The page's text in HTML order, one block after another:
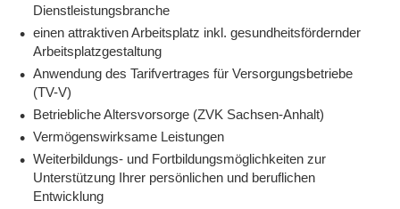
Dienstleistungsbranche
einen attraktiven Arbeitsplatz inkl. gesundheitsfördernder
Arbeitsplatzgestaltung
Anwendung des Tarifvertrages für Versorgungsbetriebe
(TV-V)
Betriebliche Altersvorsorge (ZVK Sachsen-Anhalt)
Vermögenswirksame Leistungen
Weiterbildungs- und Fortbildungsmöglichkeiten zur
Unterstützung Ihrer persönlichen und beruflichen
Entwicklung